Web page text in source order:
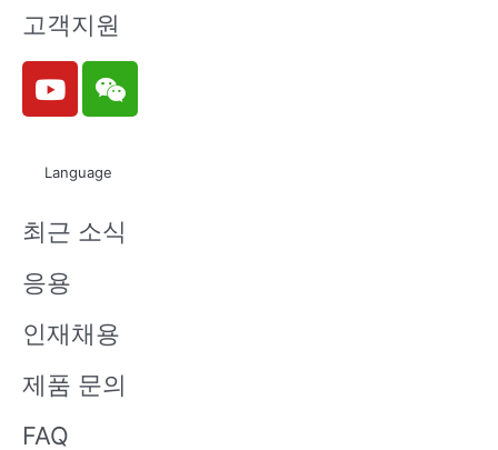
고객지원
Y
o
u
e
W
e
i
n
Language
최근 소식
응용
인재채용
제품 문의
FAQ